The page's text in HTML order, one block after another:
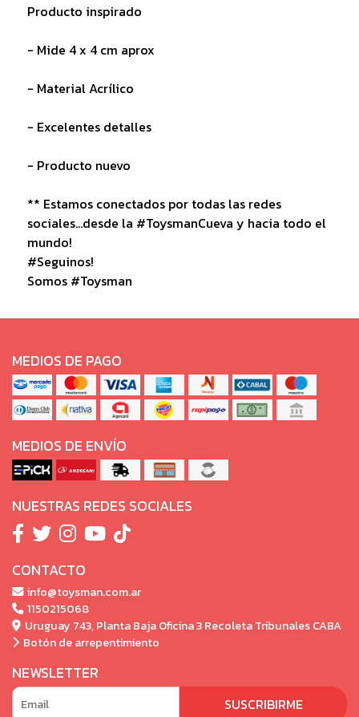
Producto inspirado
- Mide 4 x 4 cm aprox
- Material Acrílico
- Excelentes detalles
- Producto nuevo
** Estamos conectados por todas las redes
sociales...desde la #ToysmanCueva y hacia todo el
mundo!
#Seguinos!
Somos #Toysman
MEDIOS DE PAGO
MEDIOS DE ENVÍO
NUESTRAS REDES SOCIALES
CONTACTO
info@toysman.com.ar
1150215068
Uruguay 743, Planta Baja Oficina 3 Recoleta Tribunales CABA
Botón de arrepentimiento
NEWSLETTER
SUSCRIBIRME